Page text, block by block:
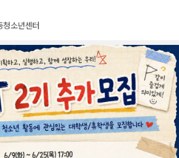
청소년센터